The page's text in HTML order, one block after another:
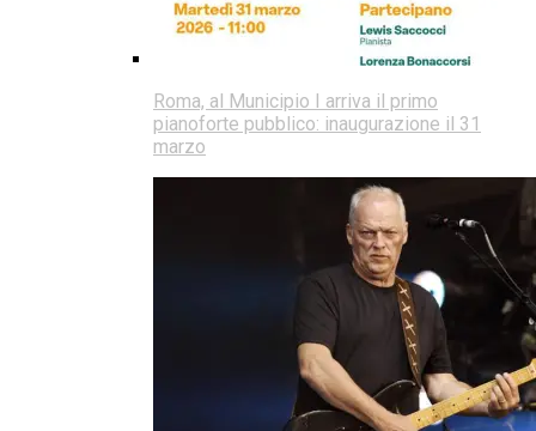
Roma, al Municipio I arriva il primo
pianoforte pubblico: inaugurazione il 31
marzo